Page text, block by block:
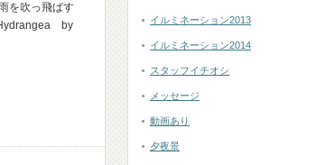
を吹っ飛ばす
Hydrangea by
イルミネーション2013
イルミネーション2014
スタッフイチオシ
メッセージ
動画あり
夕夜景